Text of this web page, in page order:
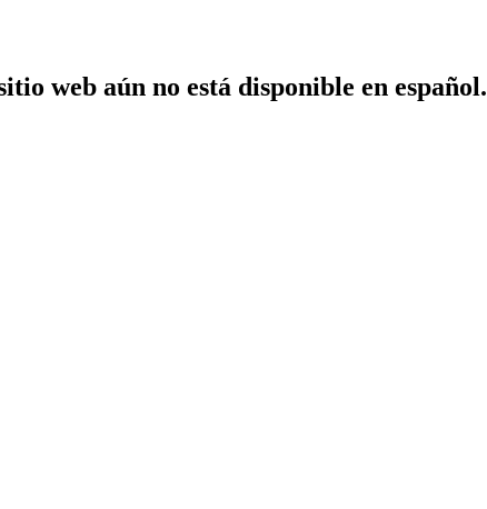
web aún no está disponible en español.